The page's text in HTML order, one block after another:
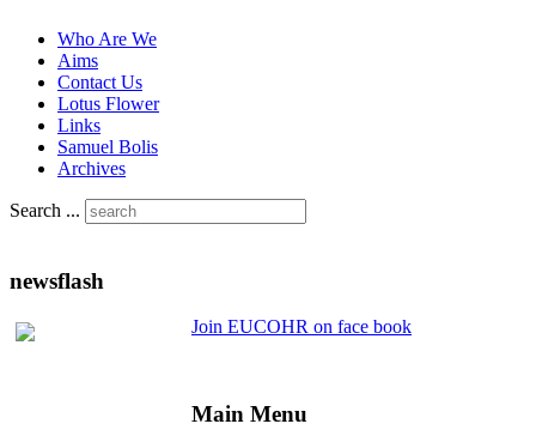
Who Are We
Aims
Contact Us
Lotus Flower
Links
Samuel Bolis
Archives
Search ...
newsflash
Join EUCOHR on face book
Main Menu